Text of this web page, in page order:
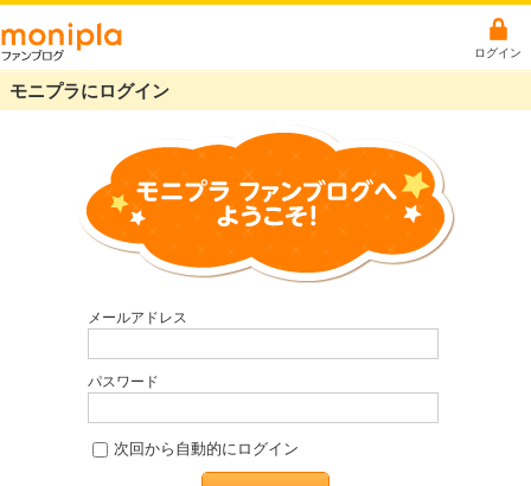
ログイン
モニプラにログイン
メールアドレス
パスワード
次回から自動的にログイン